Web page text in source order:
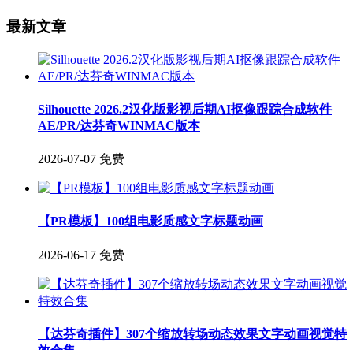
最新文章
Silhouette 2026.2汉化版影视后期AI抠像跟踪合成软件
AE/PR/达芬奇WINMAC版本
2026-07-07 免费
【PR模板】100组电影质感文字标题动画
2026-06-17 免费
【达芬奇插件】307个缩放转场动态效果文字动画视觉特